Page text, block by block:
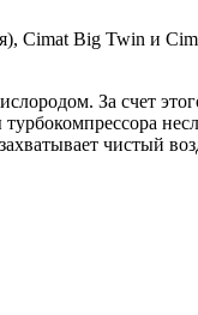
Cimat Big Twin и
За счет
чистый